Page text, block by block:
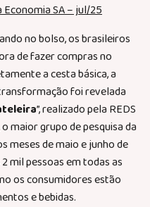
SA – jul/25
no bolso, os brasileiros
de fazer compras no
a cesta básica, a
foi revelada
”, realizado pela REDS
maior grupo de pesquisa da
meses de maio e junho de
mil pessoas em todas as
os consumidores estão
e bebidas.